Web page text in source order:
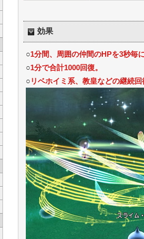
効果
○1分間、周囲の仲間のHPを3秒毎
○1分で合計1000回復。
○ リベホイミ系、教皇などの継続回